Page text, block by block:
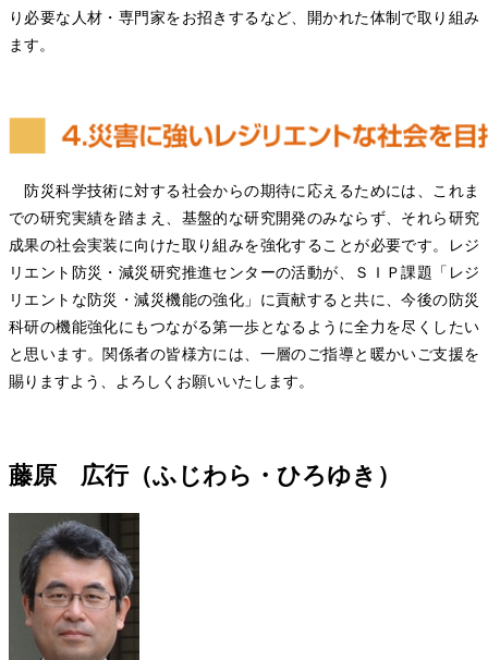
り必要な人材・専門家をお招きするなど、開かれた体制で取り組み
ます。
防災科学技術に対する社会からの期待に応えるためには、これま
での研究実績を踏まえ、基盤的な研究開発のみならず、それら研究
成果の社会実装に向けた取り組みを強化することが必要です。レジ
リエント防災・減災研究推進センターの活動が、ＳＩＰ課題「レジ
リエントな防災・減災機能の強化」に貢献すると共に、今後の防災
科研の機能強化にもつながる第一歩となるように全力を尽くしたい
と思います。関係者の皆様方には、一層のご指導と暖かいご支援を
賜りますよう、よろしくお願いいたします。
藤原 広行（ふじわら・ひろゆき）